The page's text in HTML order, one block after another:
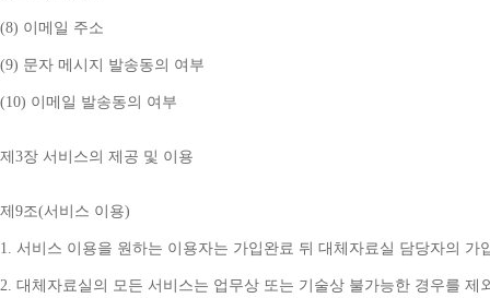
(8) 이메일 주소
(9) 문자 메시지 발송동의 여부
(10) 이메일 발송동의 여부
제 3장 서비스의 제공 및 이용
제 9조(서비스 이용)
1. 서비스 이용을 원하는 이용자는 가입완료 뒤 대체자료실 담당자의
2. 대체자료실의 모든 서비스는 업무상 또는 기술상 불가능한 경우를 제